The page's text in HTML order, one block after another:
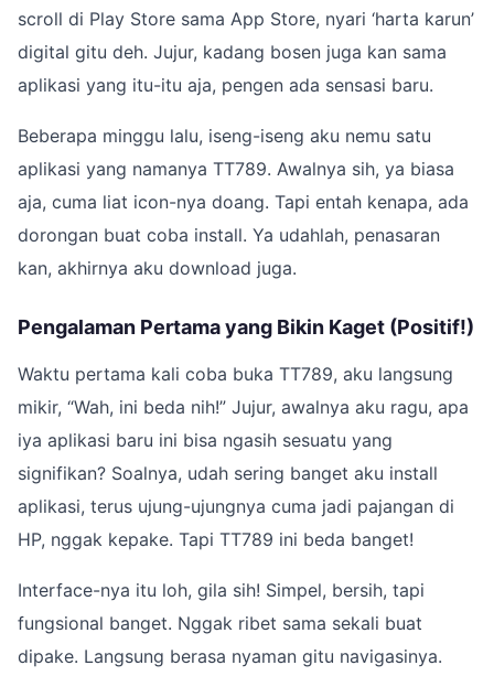
scroll di Play Store sama App Store, nyari ‘harta karun’
digital gitu deh. Jujur, kadang bosen juga kan sama
aplikasi yang itu-itu aja, pengen ada sensasi baru.
Beberapa minggu lalu, iseng-iseng aku nemu satu
aplikasi yang namanya TT789. Awalnya sih, ya biasa
aja, cuma liat icon-nya doang. Tapi entah kenapa, ada
dorongan buat coba install. Ya udahlah, penasaran
kan, akhirnya aku download juga.
Pengalaman Pertama yang Bikin Kaget (Positif!)
Waktu pertama kali coba buka TT789, aku langsung
mikir, “Wah, ini beda nih!” Jujur, awalnya aku ragu, apa
iya aplikasi baru ini bisa ngasih sesuatu yang
signifikan? Soalnya, udah sering banget aku install
aplikasi, terus ujung-ujungnya cuma jadi pajangan di
HP, nggak kepake. Tapi TT789 ini beda banget!
Interface-nya itu loh, gila sih! Simpel, bersih, tapi
fungsional banget. Nggak ribet sama sekali buat
dipake. Langsung berasa nyaman gitu navigasinya.